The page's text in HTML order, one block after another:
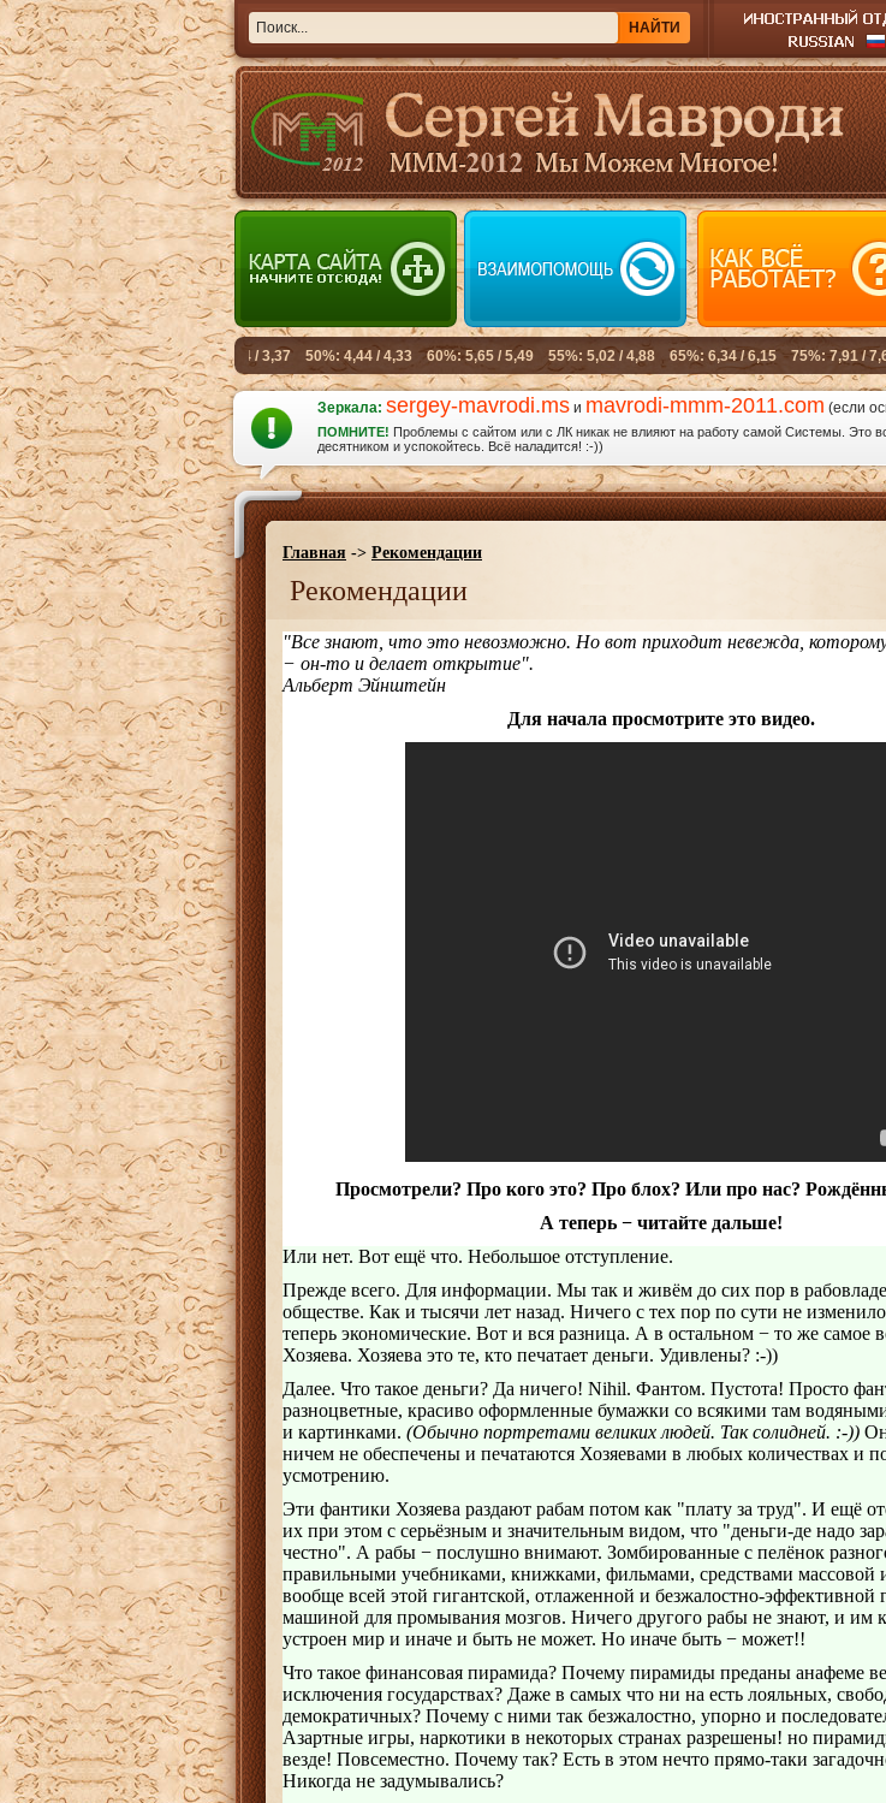
Зеркала: sergey-mavrodi.ms и mavrodi-mmm-2011.com (если
ПОМНИТЕ! Проблемы с сайтом или с ЛК никак не влияют на работу самой Системы. Это
десятником и успокойтесь. Всё наладится! :-))
Главная -> Рекомендации
Рекомендации
"Все знают, что это невозможно. Но вот приходит невежда,
− он-то и делает открытие".
Альберт Эйнштейн
Для начала просмотрите это видео.
Просмотрели? Про кого это? Про блох? Или про нас?
А теперь − читайте дальше!
Или нет. Вот ещё что. Небольшое отступление.
Прежде всего. Для информации. Мы так и живём до сих пор в
обществе. Как и тысячи лет назад. Ничего с тех пор по сути не
теперь экономические. Вот и вся разница. А в остальном − то же самое
Хозяева. Хозяева это те, кто печатает деньги. Удивлены? :-))
Далее. Что такое деньги? Да ничего! Nihil. Фантом. Пустота! Просто
разноцветные, красиво оформленные бумажки со всякими там
и картинками. (Обычно портретами великих людей. Так солидней. :-))
ничем не обеспечены и печатаются Хозяевами в любых количествах и
усмотрению.
Эти фантики Хозяева раздают рабам потом как "плату за труд". И ещё
их при этом с серьёзным и значительным видом, что "деньги-де надо
честно". А рабы − послушно внимают. Зомбированные с пелёнок
правильными учебниками, книжками, фильмами, средствами массовой
вообще всей этой гигантской, отлаженной и безжалостно-эффективной
машиной для промывания мозгов. Ничего другого рабы не знают, и им
устроен мир и иначе и быть не может. Но иначе быть − может!!
Что такое финансовая пирамида? Почему пирамиды преданы анафеме
исключения государствах? Даже в самых что ни на есть лояльных,
демократичных? Почему с ними так безжалостно, упорно и
Азартные игры, наркотики в некоторых странах разрешены! но
везде! Повсеместно. Почему так? Есть в этом нечто прямо-таки
Никогда не задумывались?